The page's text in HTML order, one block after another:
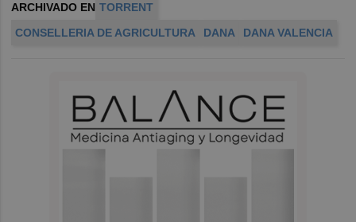
ARCHIVADO EN TORRENT
CONSELLERIA DE AGRICULTURA
DANA DANA VALENCIA